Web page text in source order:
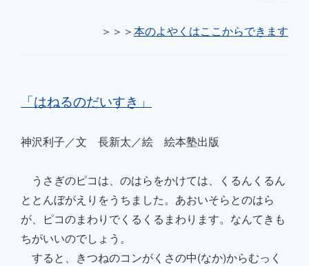
＞＞＞本のよやくはここからできます
「はねるのだいすき 」
神沢利子／文 長新太／絵 絵本塾出版
うさぎのピコは、のはらをかけては、くるんくるん
と とんぼがえりをうちました。 あおいそらとのはら
が、ピコのまわりでくるくるまわります。 なんてきも
ちがいいのでしょう。
すると、きつねのコンがくさの中(なか)からむっく